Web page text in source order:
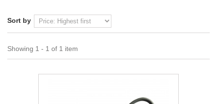
Sort by
Showing 1 - 1 of 1 item